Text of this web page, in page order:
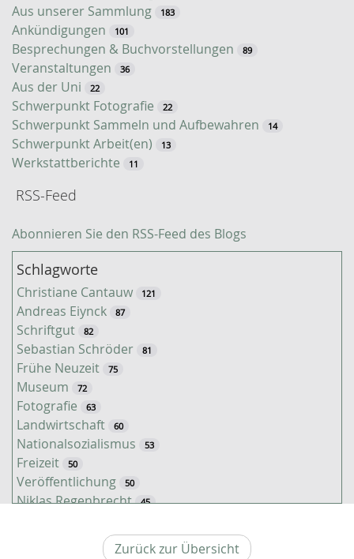
c
h
e
Aus unserer Sammlung 183
Ankündigungen 101
Besprechungen & Buchvorstellungen 89
Veranstaltungen 36
Aus der Uni 22
Schwerpunkt Fotografie 22
Schwerpunkt Sammeln und Aufbewahren 14
Schwerpunkt Arbeit(en) 13
Werkstattberichte 11
RSS-Feed
Abonnieren Sie den RSS-Feed des Blogs
Schlagworte
Christiane Cantauw 121
Andreas Eiynck 87
Schriftgut 82
Sebastian Schröder 81
Frühe Neuzeit 75
Museum 72
Fotografie 63
Landwirtschaft 60
Nationalsozialismus 53
Freizeit 50
Veröffentlichung 50
Niklas Regenbrecht 45
Zurück zur Übersicht